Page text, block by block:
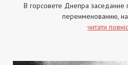
В горсовете Днепра заседание
переименованию,
читати